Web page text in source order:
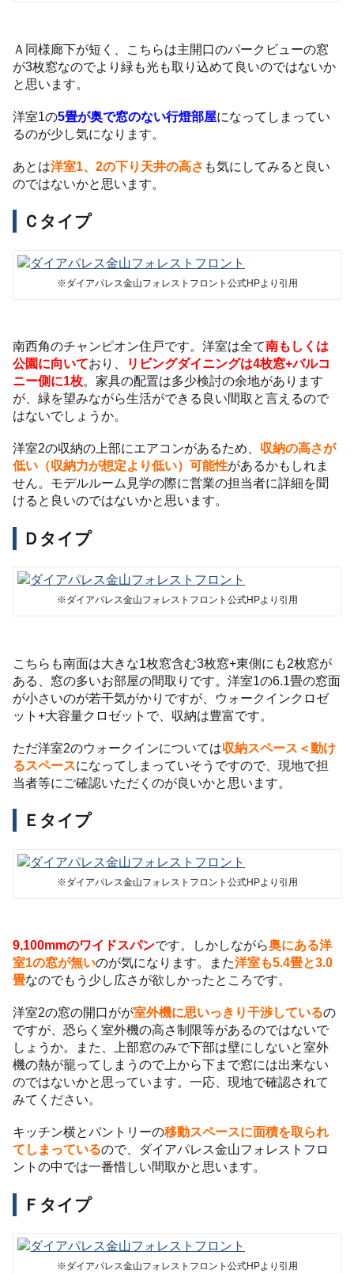
Ａ同様廊下が短く、こちらは主開口のパークビューの窓
が3枚窓なのでより緑も光も取り込めて良いのではないか
と思います。
洋室1の5畳が奥で窓のない行燈部屋になってしまってい
るのが少し気になります。
あとは洋室1、2の下り天井の高さ も気にしてみると良い
のではないかと思います。
Ｃタイプ
※ダイアパレス金山フォレストフロント公式HPより引用
南西角のチャンピオン住戸です。洋室は全て南もしくは
公園に向いており、
リビングダイニングは4枚窓+バルコ
ニー側に1枚。家具の配置は多少検討の余地があります
が、緑を望みながら生活ができる良い間取と言えるので
はないでしょうか。
洋室2の収納の上部にエアコンがあるため、 収納の高さが
低い（収納力が想定より低い）可能性があるかもしれま
せん。モデルルーム見学の際に営業の担当者に詳細を聞
けると良いのではないかと思います。
Ｄタイプ
※ダイアパレス金山フォレストフロント公式HPより引用
こちらも南面は大きな1枚窓含む3枚窓+東側にも2枚窓が
ある、窓の多いお部屋の間取りです。洋室1の6.1畳の窓面
が小さいのが若干気がかりですが、ウォークインクロゼ
ット+大容量クロゼットで、収納は豊富です。
ただ洋室2のウォークインについては収納スペース＜動け
るスペースになってしまっていそうですので、現地で担
当者等にご確認いただくのが良いかと思います。
Ｅタイプ
※ダイアパレス金山フォレストフロント公式HPより引用
9,100mmのワイドスパンです。しかしながら奥にある洋
室1の窓が無いのが気になります。また洋室も5.4畳と3.0
畳なのでもう少し広さが欲しかったところです。
洋室2の窓の開口がが室外機に思いっきり干渉しているの
ですが、恐らく室外機の高さ制限等があるのではないで
しょうか。また、上部窓のみで下部は壁にしないと室外
機の熱が籠ってしまうので上から下まで窓には出来ない
のではないかと思っています。一応、現地で確認されて
みてください。
キッチン横とパントリーの移動スペースに面積を取られ
てしまっているので、ダイアパレス金山フォレストフロ
ントの中では一番惜しい間取かと思います。
Ｆタイプ
※ダイアパレス金山フォレストフロント公式HPより引用